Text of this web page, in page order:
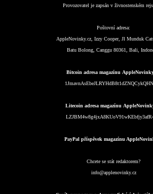
Provozovatel je zapsán v živnostenském
Poštovní adresa:
AppleNovinky.cz, Izzy Cooper, Jl Munduk
Batu Bolong, Canggu 80361, Bali,
Bitcoin adresa magazínu
Litecoin adresa magazínu
PayPal příspěvek magazínu
Chcete se stát redaktorem?
info@applenovinky.cz